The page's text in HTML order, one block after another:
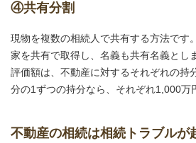
④共有分割
現物を複数の相続人で共有する方法です
家を共有で取得し、名義も共有名義とし
評価額は、不動産に対するそれぞれの持
分の1ずつの持分なら、それぞれ1,000万
不動産の相続は相続トラブルが